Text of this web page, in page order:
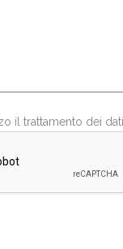
il trattamento dei